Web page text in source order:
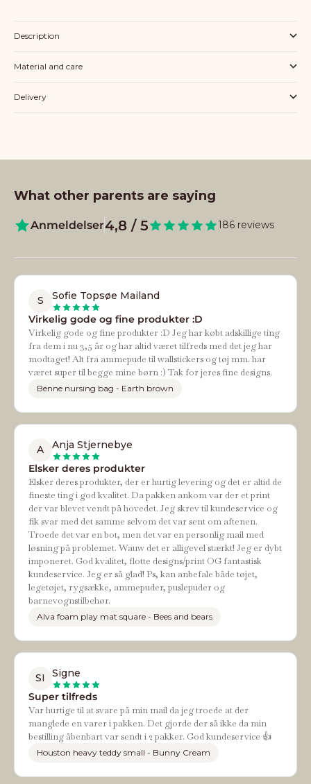
Description
Material and care
Delivery
What other parents are saying
Anmeldelser4,8 / 5 186 reviews
S
Sofie Topsøe Mailand
Virkelig gode og fine produkter :D
Virkelig gode og fine produkter :D Jeg har købt adskillige ting
fra dem i nu 3,5 år og har altid været tilfreds med det jeg har
modtaget! Alt fra ammepude til wallstickers og tøj mm. har
været super til begge mine børn :) Tak for jeres fine designs.
Benne nursing bag - Earth brown
A
Anja Stjernebye
Elsker deres produkter
Elsker deres produkter, der er hurtig levering og det er altid de
fineste ting i god kvalitet. Da pakken ankom var der et print
der var blevet vendt på hovedet. Jeg skrev til kundeservice og
fik svar med det samme selvom det var sent om aftenen.
Troede det var en bot, men det var en personlig mail med
løsning på problemet. Wauw det er alligevel stærkt! Jeg er dybt
imponeret. God kvalitet, flotte designs/print OG fantastisk
kundeservice. Jeg er så glad! Ps, kan anbefale både tøjet,
legetøjet, rygsække, ammepuder, puslepuder og
barnevognstilbehør.
Alva foam play mat square - Bees and bears
SI
Signe
Super tilfreds
Var hurtige til at svare på min mail da jeg troede at der
manglede en varer i pakken. Det gjorde der så ikke da min
bestilling åbenbart var sendt i 2 pakker. God kundeservice 👍
Houston heavy teddy small - Bunny Cream